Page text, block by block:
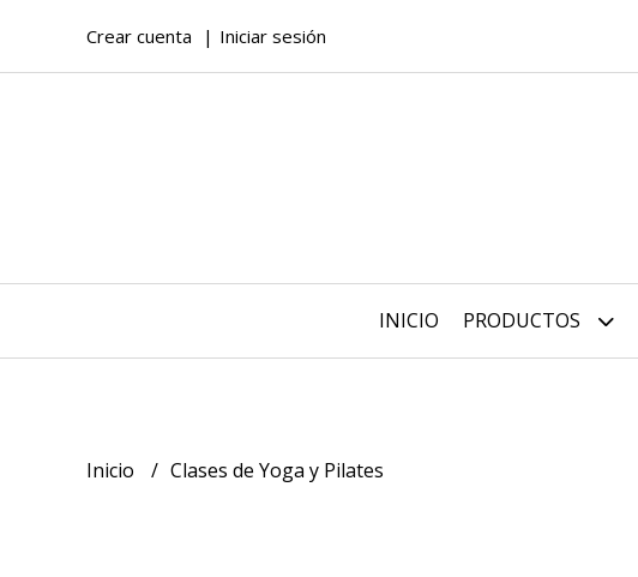
Crear cuenta Iniciar sesión
INICIO PRODUCTOS
Inicio Clases de Yoga y Pilates